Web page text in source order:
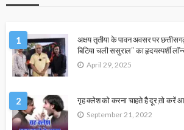
1
अक्षय तृतीया के पावन अवसर पर
बिटिया चली ससुराल” का हृदयस्पर्शी
April 29, 2025
2 गृह क्लेश को करना चाहते है दूर,तो करें
September 21, 2022